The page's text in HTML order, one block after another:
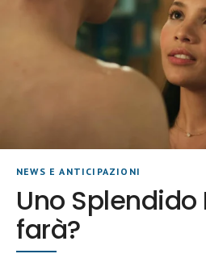
NEWS E ANTICIPAZIONI
Uno Splendido
farà?